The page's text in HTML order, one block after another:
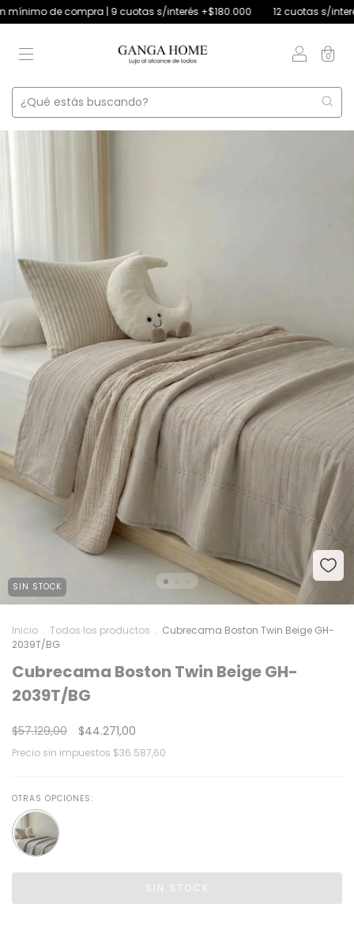
de compra | 9 cuotas s/interés +$180.000 12 cuotas s/interés
0
SIN STOCK
Inicio . Todos los productos . Cubrecama Boston Twin Beige GH-
2039T/BG
Cubrecama Boston Twin Beige GH-
2039T/BG
$57.129,00 $44.271,00
Precio sin impuestos $36.587,60
OTRAS OPCIONES: